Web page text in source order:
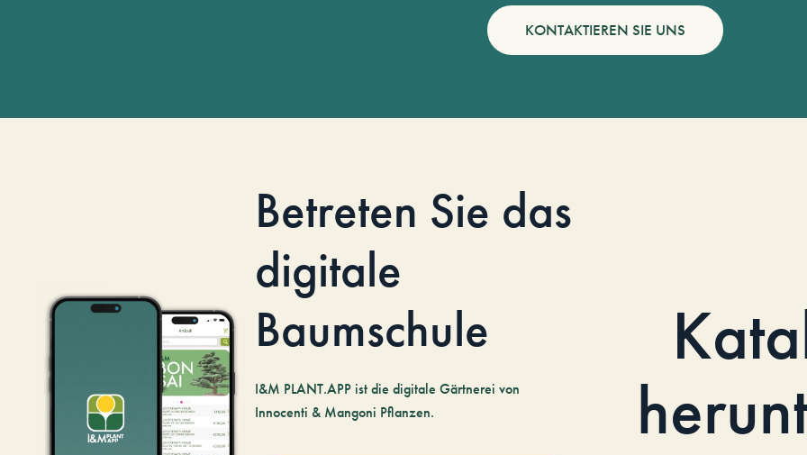
KONTAKTIEREN SIE UNS
Betreten Sie das
digitale
Baumschule
I&M PLANT.APP ist die digitale Gärtnerei von
Innocenti & Mangoni Pflanzen.